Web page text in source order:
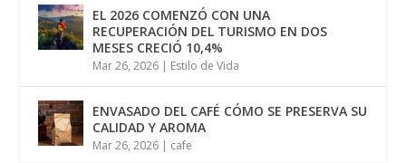
EL 2026 COMENZÓ CON UNA
RECUPERACIÓN DEL TURISMO EN DOS
MESES CRECIÓ 10,4%
Mar 26, 2026 | Estilo de Vida
ENVASADO DEL CAFÉ CÓMO SE PRESERVA SU
CALIDAD Y AROMA
Mar 26, 2026 | cafe